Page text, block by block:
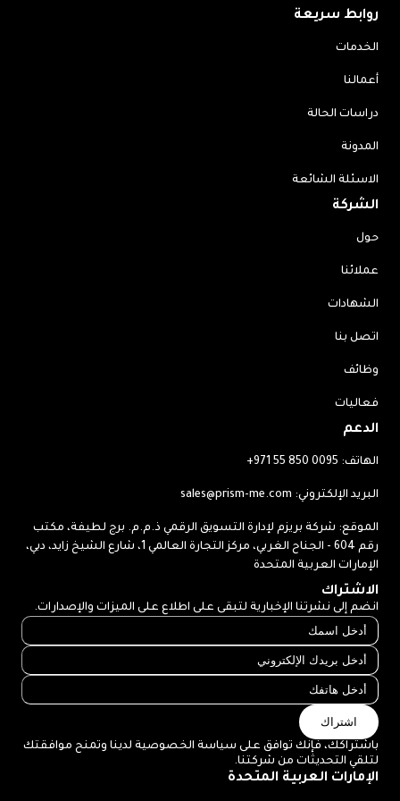
روابط سريعة
الخدمات
أعمالنا
دراسات الحالة
المدونة
الاسئلة الشائعة
الشركة
حول
عملائنا
الشهادات
اتصل بنا
وظائف
فعاليات
الدعم
الهاتف: +971 55 850 0095
البريد الإلكتروني: sales@prism-me.com
الموقع: شركة بريزم لإدارة التسويق الرقمي ذ.م.م. برج لطيفة، مكتب
رقم 604 - الجناح الغربي، مركز التجارة العالمي 1، شارع الشيخ زايد، دبي،
الإمارات العربية المتحدة
الاشتراك
انضم إلى نشرتنا الإخبارية لتبقى على اطلاع على الميزات والإصدارات.
اشتراك
باشتراكك، فإنك توافق على سياسة الخصوصية لدينا وتمنح موافقتك
لتلقي التحديثات من شركتنا.
الإمارات العربية المتحدة